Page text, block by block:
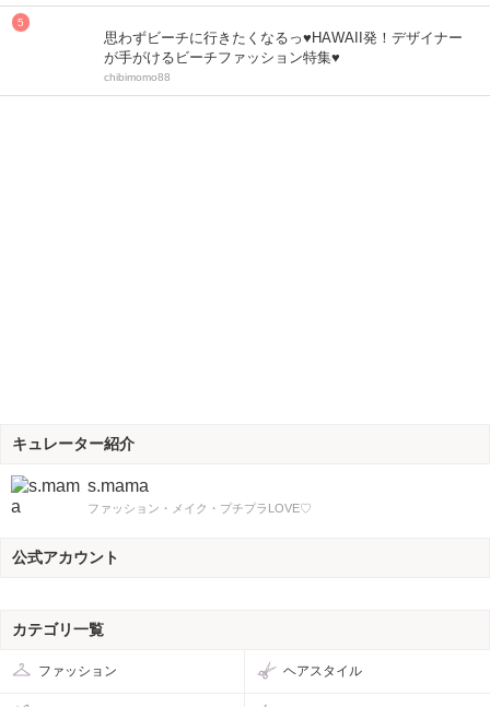
思わずビーチに行きたくなるっ♥HAWAII発！デザイナー
が手がけるビーチファッション特集♥
chibimomo88
キュレーター紹介
s.mama
ファッション・メイク・プチプラLOVE♡
公式アカウント
カテゴリ一覧
ファッション ヘアスタイル